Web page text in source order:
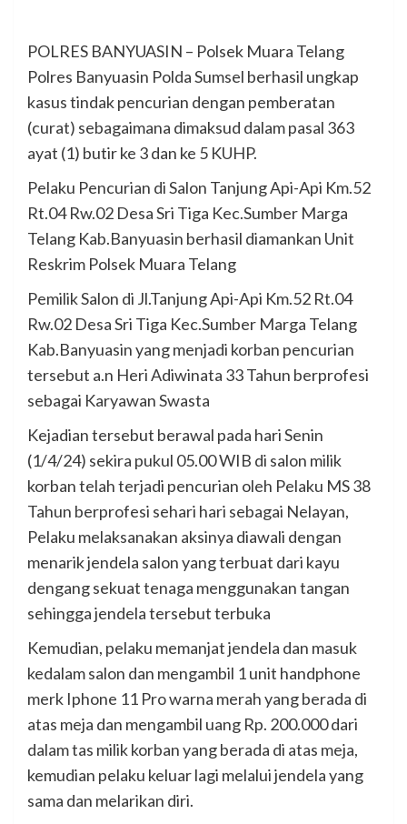
POLRES BANYUASIN – Polsek Muara Telang
Polres Banyuasin Polda Sumsel berhasil ungkap
kasus tindak pencurian dengan pemberatan
(curat) sebagaimana dimaksud dalam pasal 363
ayat (1) butir ke 3 dan ke 5 KUHP.
Pelaku Pencurian di Salon Tanjung Api-Api Km.52
Rt.04 Rw.02 Desa Sri Tiga Kec.Sumber Marga
Telang Kab.Banyuasin berhasil diamankan Unit
Reskrim Polsek Muara Telang
Pemilik Salon di Jl.Tanjung Api-Api Km.52 Rt.04
Rw.02 Desa Sri Tiga Kec.Sumber Marga Telang
Kab.Banyuasin yang menjadi korban pencurian
tersebut a.n Heri Adiwinata 33 Tahun berprofesi
sebagai Karyawan Swasta
Kejadian tersebut berawal pada hari Senin
(1/4/24) sekira pukul 05.00 WIB di salon milik
korban telah terjadi pencurian oleh Pelaku MS 38
Tahun berprofesi sehari hari sebagai Nelayan,
Pelaku melaksanakan aksinya diawali dengan
menarik jendela salon yang terbuat dari kayu
dengang sekuat tenaga menggunakan tangan
sehingga jendela tersebut terbuka
Kemudian, pelaku memanjat jendela dan masuk
kedalam salon dan mengambil 1 unit handphone
merk Iphone 11 Pro warna merah yang berada di
atas meja dan mengambil uang Rp. 200.000 dari
dalam tas milik korban yang berada di atas meja,
kemudian pelaku keluar lagi melalui jendela yang
sama dan melarikan diri.